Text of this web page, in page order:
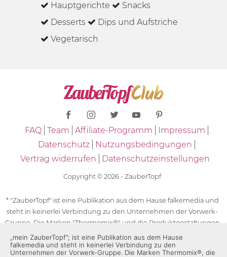
Hauptgerichte
Snacks
Desserts
Dips und Aufstriche
Vegetarisch
FAQ Team Affiliate-Programm
Impressum
Datenschutz
Nutzungsbedingungen
Vertrag widerrufen
Datenschutzeinstellungen
Copyright © 2026 - ZauberTopf
* "ZauberTopf" ist eine Publikation aus dem Hause falkemedia und
steht in keinerlei Verbindung zu den Unternehmen der Vorwerk-
Gruppe. Die Marken "Thermomix®" und die Produktgestaltungen
des "Thermomix®" sind eingetragene Marken der Unternehmen
der Vorwerk-Gruppe. Die Marken Thermomix®, die Zeichen TM5®,
„mein ZauberTopf”; ist eine Publikation aus dem Hause
falkemedia und steht in keinerlei Verbindung zu den
Unternehmen der Vorwerk-Gruppe. Die Marken Thermomix®, die